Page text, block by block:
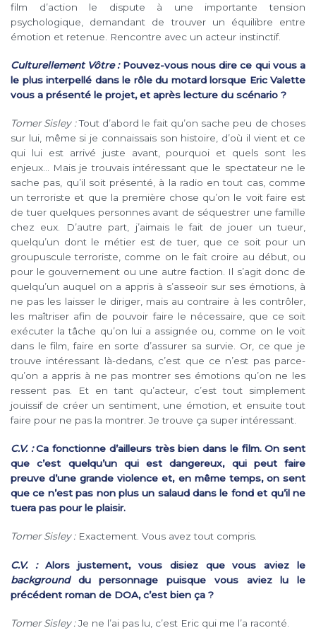
film d’action le dispute à une importante tension
psychologique, demandant de trouver un équilibre entre
émotion et retenue. Rencontre avec un acteur instinctif.
Culturellement Vôtre :Pouvez-vous nous dire ce qui vous a
le plus interpellé dans le rôle du motard lorsque Eric Valette
vous a présenté le projet, et après lecture du scénario ?
Tomer Sisley :Tout d’abord le fait qu’on sache peu de choses
sur lui, même si je connaissais son histoire, d’où il vient et ce
qui lui est arrivé juste avant, pourquoi et quels sont les
enjeux… Mais je trouvais intéressant que le spectateur ne le
sache pas, qu’il soit présenté, à la radio en tout cas, comme
un terroriste et que la première chose qu’on le voit faire est
de tuer quelques personnes avant de séquestrer une famille
chez eux. D’autre part, j’aimais le fait de jouer un tueur,
quelqu’un dont le métier est de tuer, que ce soit pour un
groupuscule terroriste, comme on le fait croire au début, ou
pour le gouvernement ou une autre faction. Il s’agit donc de
quelqu’un auquel on a appris à s’asseoir sur ses émotions, à
ne pas les laisser le diriger, mais au contraire à les contrôler,
les maîtriser afin de pouvoir faire le nécessaire, que ce soit
exécuter la tâche qu’on lui a assignée ou, comme on le voit
dans le film, faire en sorte d’assurer sa survie. Or, ce que je
trouve intéressant là-dedans, c’est que ce n’est pas parce-
qu’on a appris à ne pas montrer ses émotions qu’on ne les
ressent pas. Et en tant qu’acteur, c’est tout simplement
jouissif de créer un sentiment, une émotion, et ensuite tout
faire pour ne pas la montrer. Je trouve ça super intéressant.
C.V. :Ca fonctionne d’ailleurs très bien dans le film. On sent
que c’est quelqu’un qui est dangereux, qui peut faire
preuve d’une grande violence et, en même temps, on sent
que ce n’est pas non plus un salaud dans le fond et qu’il ne
tuera pas pour le plaisir.
Tomer Sisley :Exactement. Vous avez tout compris.
C.V. :Alors justement, vous disiez que vous aviez le
backgrounddu personnage puisque vous aviez lu le
précédent roman de DOA, c’est bien ça ?
Tomer Sisley :Je ne l’ai pas lu, c’est Eric qui me l’a raconté.